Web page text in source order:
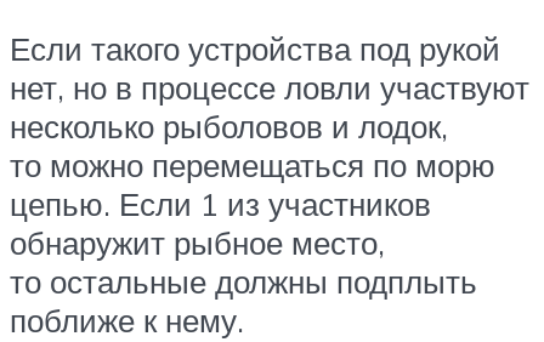
Если такого устройства под рукой
нет, но в процессе ловли участвуют
несколько рыболовов и лодок,
то можно перемещаться по морю
цепью. Если 1 из участников
обнаружит рыбное место,
то остальные должны подплыть
поближе к нему.